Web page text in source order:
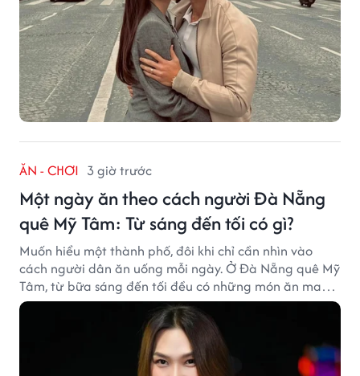
ĂN - CHƠI 3 giờ trước
Một ngày ăn theo cách người Đà Nẵng
quê Mỹ Tâm: Từ sáng đến tối có gì?
Muốn hiểu một thành phố, đôi khi chỉ cần nhìn vào
cách người dân ăn uống mỗi ngày. Ở Đà Nẵng quê Mỹ
Tâm, từ bữa sáng đến tối đều có những món ăn mang
đậm dấu ấn miền Trung.